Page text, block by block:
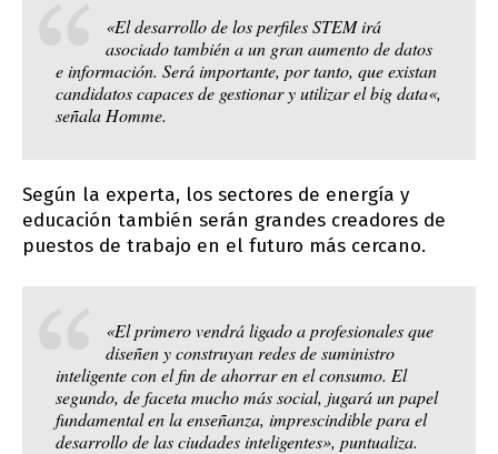
«El desarrollo de los perfiles STEM irá
asociado también a un gran aumento de datos
e información. Será importante, por tanto, que existan
candidatos capaces de gestionar y utilizar elbig data«,
señala Homme.
Según la experta, los sectores de energía y
educación también serán grandes creadores de
puestos de trabajo en el futuro más cercano.
«El primero vendrá ligado a profesionales que
diseñen y construyan redes de suministro
inteligente con el fin de ahorrar en el consumo. El
segundo, de faceta mucho más social, jugará un papel
fundamental en la enseñanza, imprescindible para el
desarrollo de las ciudades inteligentes», puntualiza.